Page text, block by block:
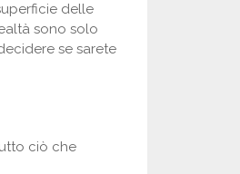
delle
sono solo
se sarete
ciò che